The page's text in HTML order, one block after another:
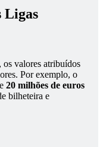
Ligas
, os valores atribuídos
Por exemplo, o
20 milhões de euros
bilheteira e